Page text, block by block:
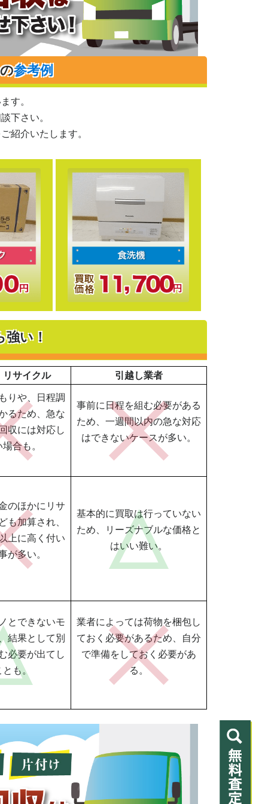
参考例
す。
下さい。
紹介いたします。
い！
サイクル
引越し業者
りや、日程調
るため、急な
収には対応し
合も。
事前に日程を組む必要がある
ため、一週間以内の急な対応
はできないケースが多い。
のほかにリサ
も加算され、
上に高く付い
が多い。
基本的に買取は行っていない
ため、リーズナブルな価格と
はいい難い。
とできないモ
結果として別
必要が出てし
も。
業者によっては荷物を梱包し
ておく必要があるため、自分
で準備をしておく必要があ
る。